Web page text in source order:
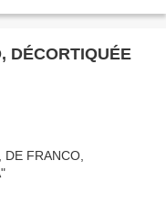
DÉCORTIQUÉE